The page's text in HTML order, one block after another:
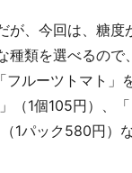
、今回は、糖度
類を選べるので
ルーツトマト」
（1個105円）、
1パック580円）